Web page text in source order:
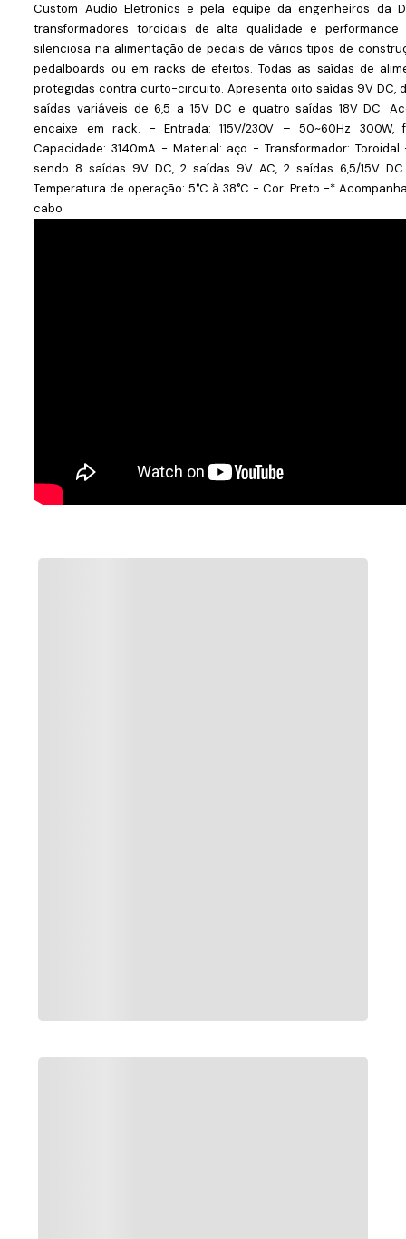
Custom Audio Eletronics e pela equipe da engenheiros da
transformadores toroidais de alta qualidade e performance
silenciosa na alimentação de pedais de vários tipos de
pedalboards ou em racks de efeitos. Todas as saídas de
protegidas contra curto-circuito. Apresenta oito saídas 9V DC,
saídas variáveis de 6,5 a 15V DC e quatro saídas 18V DC.
encaixe em rack. - Entrada: 115V/230V – 50~60Hz 300W,
Capacidade: 3140mA - Material: aço - Transformador:
sendo 8 saídas 9V DC, 2 saídas 9V AC, 2 saídas 6,5/15V
Temperatura de operação: 5°C à 38°C - Cor: Preto -*
cabo